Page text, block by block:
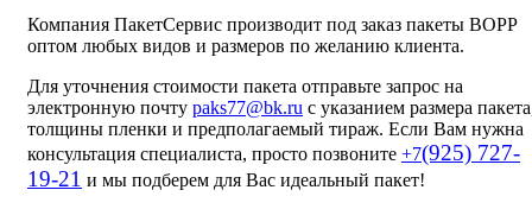
Компания ПакетСервис производит под заказ пакеты ВОРР
оптом любых видов и размеров по желанию клиента.
Для уточнения стоимости пакета отправьте запрос на
электронную почту paks77@bk.ru с указанием размера
толщины пленки и предполагаемый тираж. Если Вам нужна
консультация специалиста, просто позвоните +7(925) 727-
19-21 и мы подберем для Вас идеальный пакет!